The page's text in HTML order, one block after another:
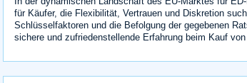
für Käufer, die Flexibilität, Vertrauen und Diskretion
Schlüsselfaktoren und die Befolgung der gegebenen
sichere und zufriedenstellende Erfahrung beim Kauf